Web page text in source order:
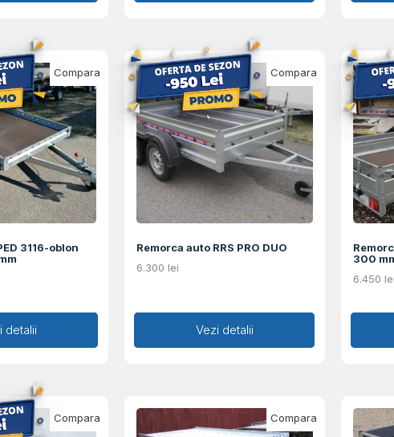
3116-oblon
în coș
detalii
Compara
Remorca auto RRS PRO DUO
6.300 lei
Adaugă în coș
Vezi detalii
Compara
300
6.450 lei
Compara Compara